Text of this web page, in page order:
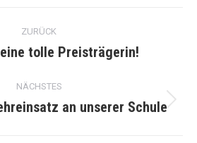
ZURÜCK
Vorheriger
tolle Preisträgerin!
NÄCHSTES
Nächsteran unserer Schule